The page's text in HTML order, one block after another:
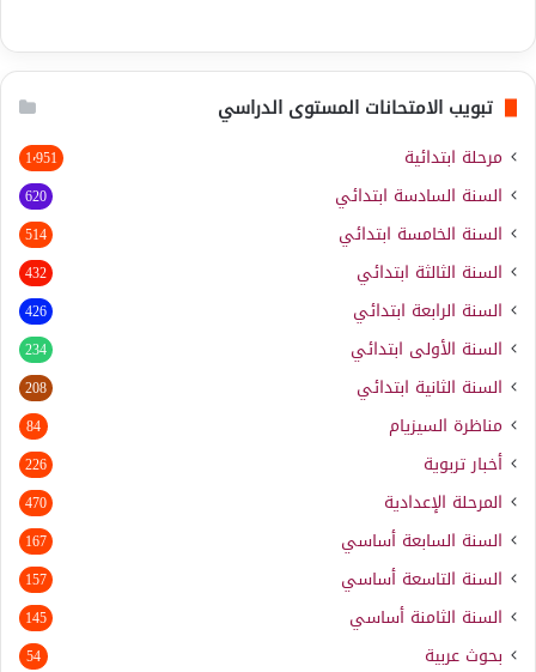
تبويب الامتحانات المستوى الدراسي
مرحلة ابتدائية 1٬951
السنة السادسة ابتدائي 620
السنة الخامسة ابتدائي 514
السنة الثالثة ابتدائي 432
السنة الرابعة ابتدائي 426
السنة الأولى ابتدائي 234
السنة الثانية ابتدائي 208
مناظرة السيزيام 84
أخبار تربوية 226
المرحلة الإعدادية 470
السنة السابعة أساسي 167
السنة التاسعة أساسي 157
السنة الثامنة أساسي 145
بحوث عربية 54